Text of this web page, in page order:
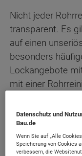
Nicht jeder
transparent. Es
auf einen
besonders
Lockangebote
mit einer
Rechnung mit
Auch bei
Datenschutz und
Bau.de
Wenn Sie auf „Alle
Speicherung von Cookies
verbessern, die